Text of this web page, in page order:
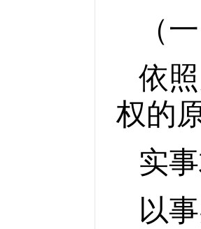
（
依
权的
实
以